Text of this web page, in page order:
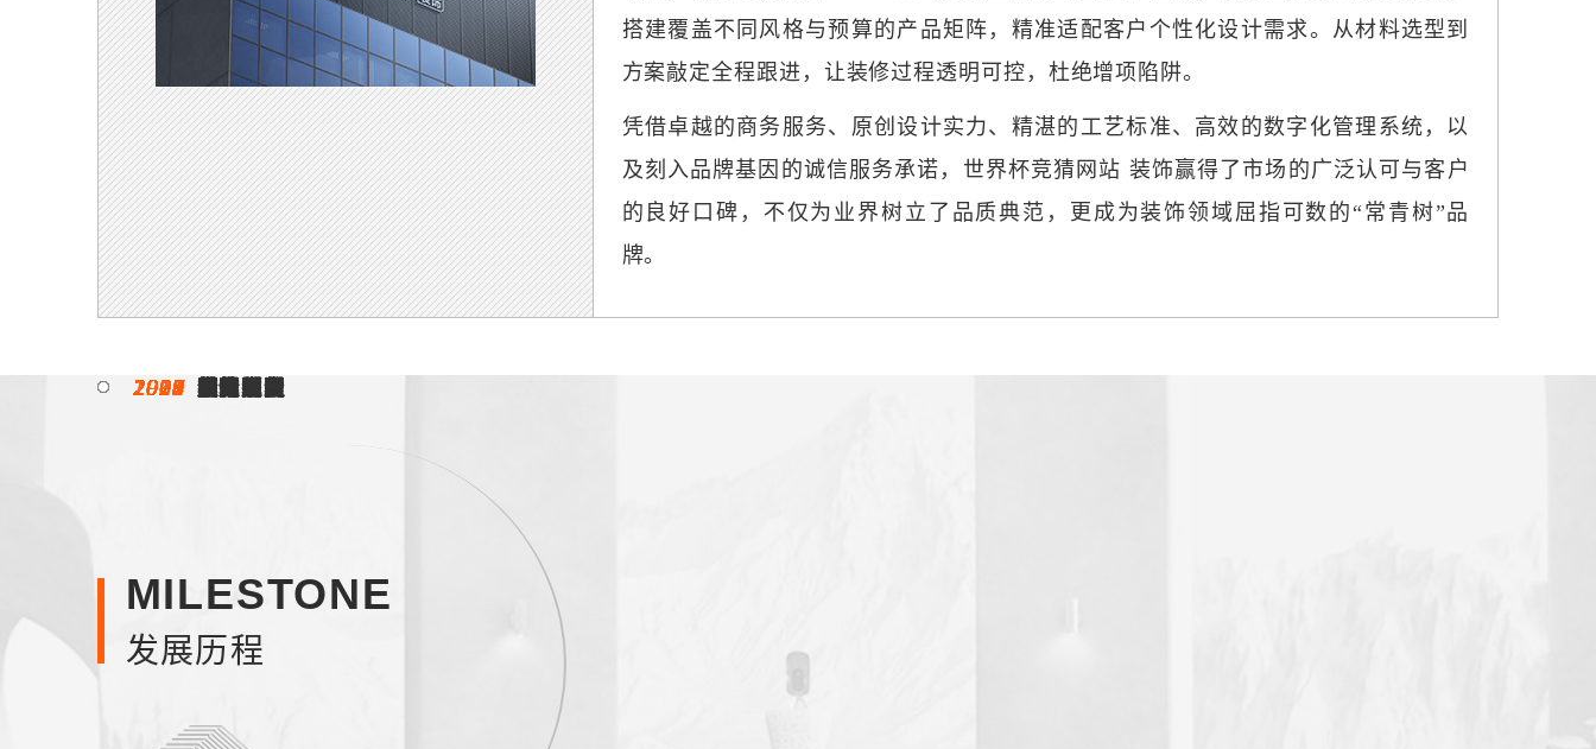
搭建覆盖不同风格与预算的产品矩阵，精准适配客户个性化设计需求。从材料选型到
方案敲定全程跟进，让装修过程透明可控，杜绝增项陷阱。
凭借卓越的商务服务、原创设计实力、精湛的工艺标准、高效的数字化管理系统，以
及刻入品牌基因的诚信服务承诺，世界杯竞猜网站 装饰赢得了市场的广泛认可与客户
的良好口碑，不仅为业界树立了品质典范，更成为装饰领域屈指可数的“常青树”品
牌。
MILESTONE
发展历程
1996 入驻
1998 引领
2000 奠定方向
2003 全新定位
2004 扩大版图
2005 变革颠覆
2007 荣耀满贯
2008 双甲资质
2009 墅造实力
2012 屡获殊荣
2013 质的飞跃
2015 细分产业
2017 模式创新
2018 超越改变
2019 实力见证
2020 逆势而上
2021 蓄势而发
2022 稳中求进
2023 守正蜕变
2024 全新征程
2025 韧性增长